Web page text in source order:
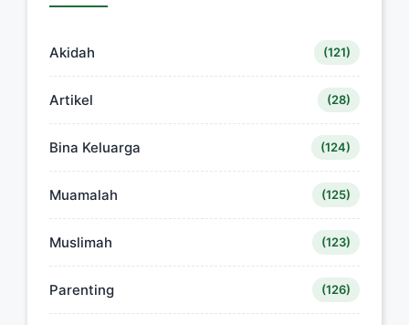
Akidah (121)
Artikel (28)
Bina Keluarga (124)
Muamalah (125)
Muslimah (123)
Parenting (126)